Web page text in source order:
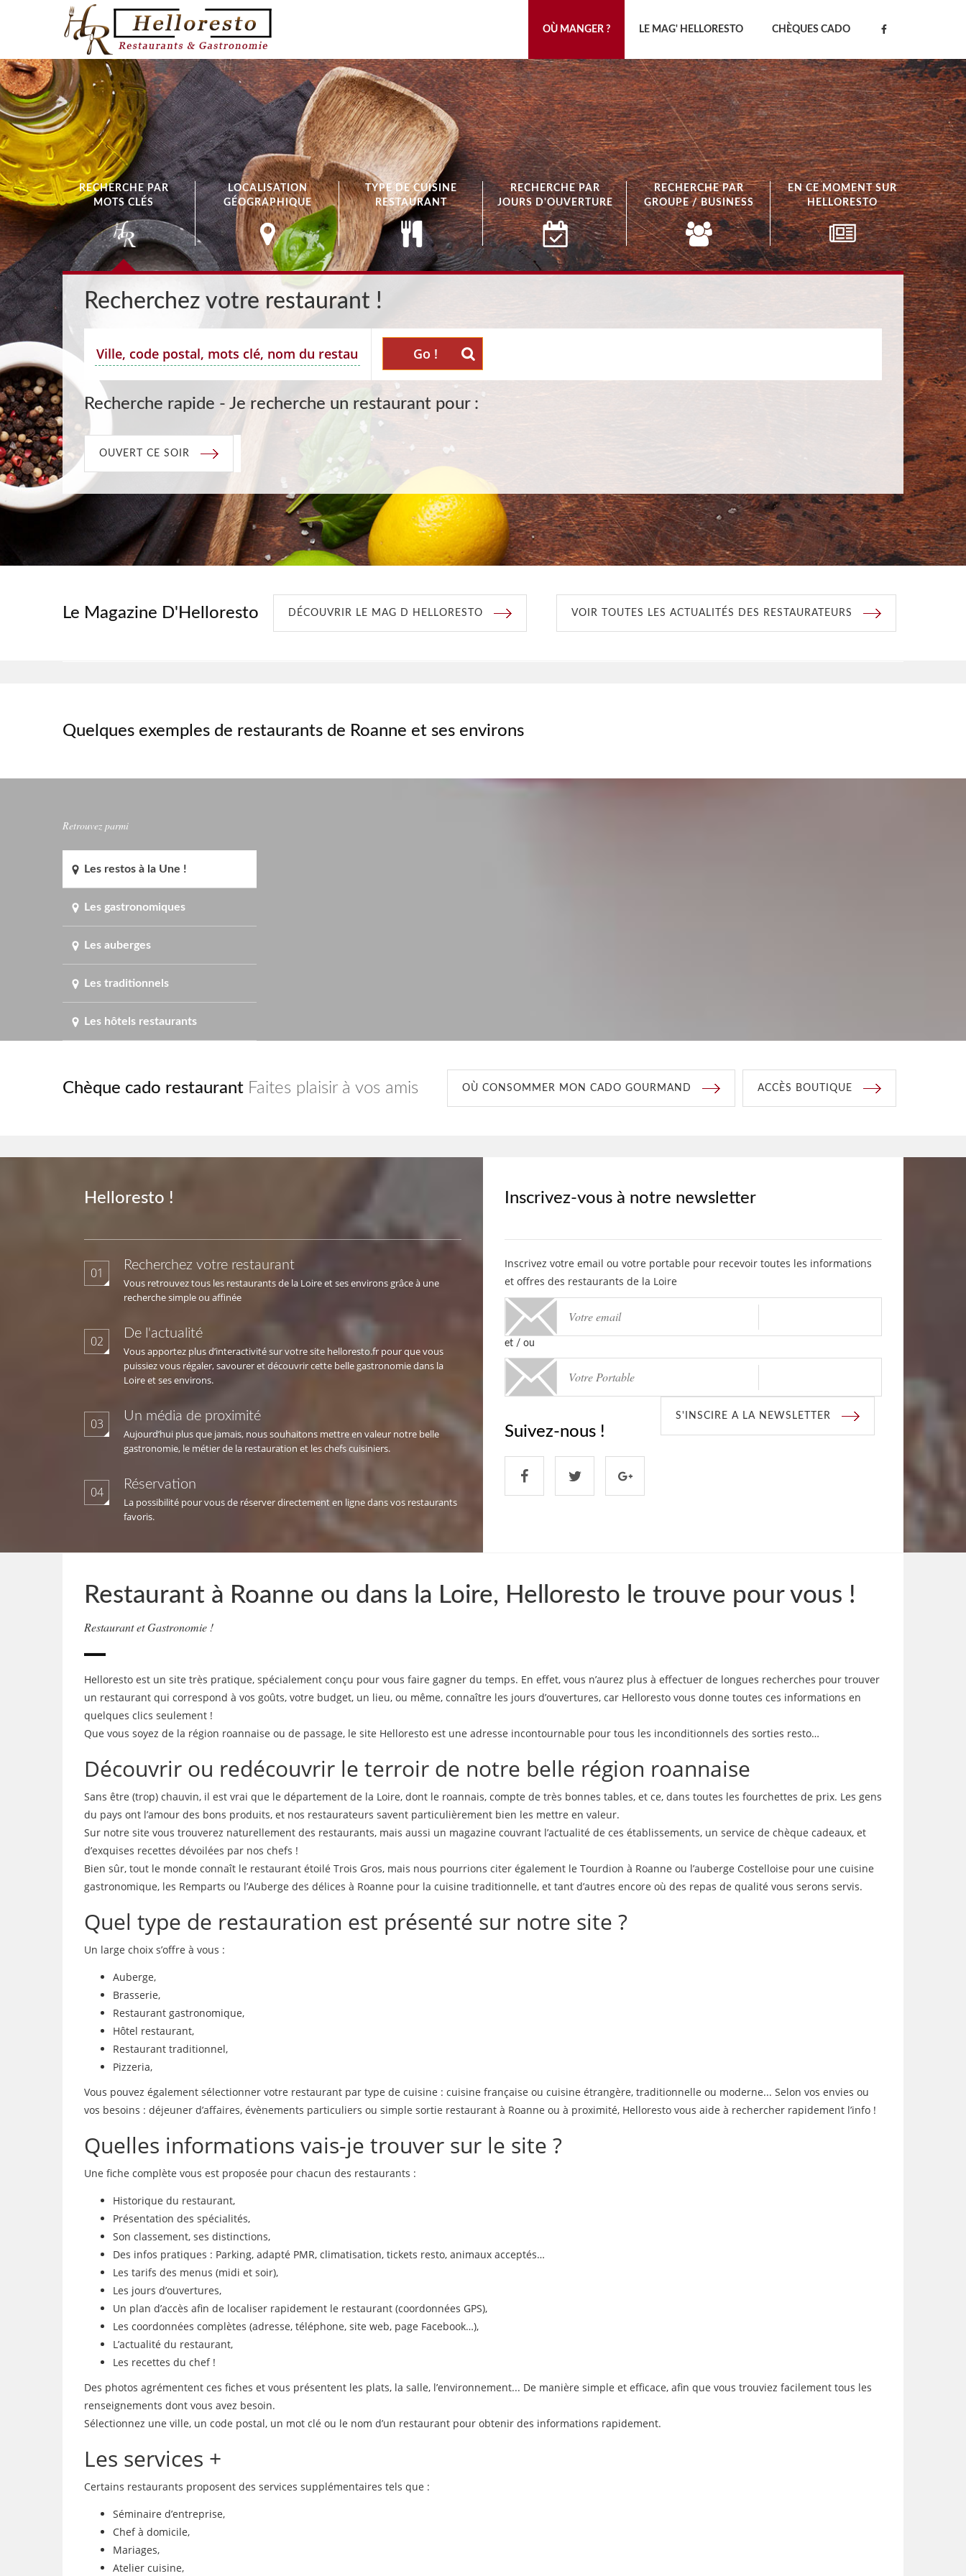
OÙ MANGER ? LE MAG' HELLORESTO CHÈQUES CADO
RECHERCHE PAR
MOTS CLÉS
LOCALISATION
GÉOGRAPHIQUE
TYPE DE CUISINE
RESTAURANT
RECHERCHE PAR
JOURS D'OUVERTURE
RECHERCHE PAR
GROUPE / BUSINESS
EN CE MOMENT SUR
HELLORESTO
Recherchez votre restaurant !
Go !
Recherche rapide - Je recherche un restaurant pour :
OUVERT CE SOIR
Le Magazine D'Helloresto DÉCOUVRIR LE MAG D HELLORESTO VOIR TOUTES LES ACTUALITÉS DES RESTAURATEURS
Quelques exemples de restaurants de Roanne et ses environs
Retrouvez parmi
Les restos à la Une !
Les gastronomiques
Les auberges
Les traditionnels
Les hôtels restaurants
Chèque cado restaurant Faites plaisir à vos amis ACCÈS BOUTIQUE
OÙ CONSOMMER MON CADO GOURMAND
Helloresto !
01 Recherchez votre restaurant
Vous retrouvez tous les restaurants de la Loire et ses environs grâce à une
recherche simple ou affinée
02 De l'actualité
Vous apportez plus d’interactivité sur votre site helloresto.fr pour que vous
puissiez vous régaler, savourer et découvrir cette belle gastronomie dans la
Loire et ses environs.
03 Un média de proximité
Aujourd’hui plus que jamais, nous souhaitons mettre en valeur notre belle
gastronomie, le métier de la restauration et les chefs cuisiniers.
04 Réservation
La possibilité pour vous de réserver directement en ligne dans vos restaurants
favoris.
Inscrivez-vous à notre newsletter
Inscrivez votre email ou votre portable pour recevoir toutes les informations
et offres des restaurants de la Loire
et / ou
S'INSCIRE A LA NEWSLETTER
Suivez-nous !
Restaurant à Roanne ou dans la Loire, Helloresto le trouve pour vous !
Restaurant et Gastronomie !
Helloresto est un site très pratique, spécialement conçu pour vous faire gagner du temps. En effet, vous n’aurez plus à effectuer de longues recherches pour trouver
un restaurant qui correspond à vos goûts, votre budget, un lieu, ou même, connaître les jours d’ouvertures, car Helloresto vous donne toutes ces informations en
quelques clics seulement !
Que vous soyez de la région roannaise ou de passage, le site Helloresto est une adresse incontournable pour tous les inconditionnels des sorties resto…
Découvrir ou redécouvrir le terroir de notre belle région roannaise
Sans être (trop) chauvin, il est vrai que le département de la Loire, dont le roannais, compte de très bonnes tables, et ce, dans toutes les fourchettes de prix. Les gens
du pays ont l’amour des bons produits, et nos restaurateurs savent particulièrement bien les mettre en valeur.
Sur notre site vous trouverez naturellement des restaurants, mais aussi un magazine couvrant l’actualité de ces établissements, un service de chèque cadeaux, et
d’exquises recettes dévoilées par nos chefs !
Bien sûr, tout le monde connaît le restaurant étoilé Trois Gros, mais nous pourrions citer également le Tourdion à Roanne ou l’auberge Costelloise pour une cuisine
gastronomique, les Remparts ou l’Auberge des délices à Roanne pour la cuisine traditionnelle, et tant d’autres encore où des repas de qualité vous serons servis.
Quel type de restauration est présenté sur notre site ?
Un large choix s’offre à vous :
Auberge,
Brasserie,
Restaurant gastronomique,
Hôtel restaurant,
Restaurant traditionnel,
Pizzeria,
Vous pouvez également sélectionner votre restaurant par type de cuisine : cuisine française ou cuisine étrangère, traditionnelle ou moderne... Selon vos envies ou
vos besoins : déjeuner d’affaires, évènements particuliers ou simple sortie restaurant à Roanne ou à proximité, Helloresto vous aide à rechercher rapidement l’info !
Quelles informations vais-je trouver sur le site ?
Une fiche complète vous est proposée pour chacun des restaurants :
Historique du restaurant,
Présentation des spécialités,
Son classement, ses distinctions,
Des infos pratiques : Parking, adapté PMR, climatisation, tickets resto, animaux acceptés…
Les tarifs des menus (midi et soir),
Les jours d’ouvertures,
Un plan d’accès afin de localiser rapidement le restaurant (coordonnées GPS),
Les coordonnées complètes (adresse, téléphone, site web, page Facebook…),
L’actualité du restaurant,
Les recettes du chef !
Des photos agrémentent ces fiches et vous présentent les plats, la salle, l’environnement... De manière simple et efficace, afin que vous trouviez facilement tous les
renseignements dont vous avez besoin.
Sélectionnez une ville, un code postal, un mot clé ou le nom d’un restaurant pour obtenir des informations rapidement.
Les services +
Certains restaurants proposent des services supplémentaires tels que :
Séminaire d’entreprise,
Chef à domicile,
Mariages,
Atelier cuisine,